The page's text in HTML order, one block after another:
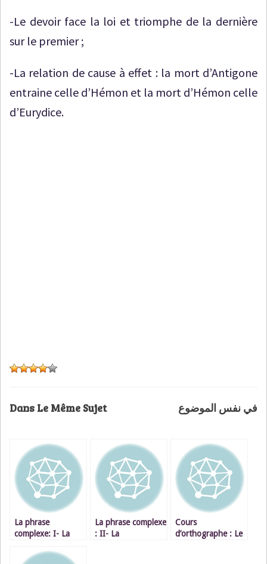
-Le devoir face la loi et triomphe de la dernière
sur le premier ;
-La relation de cause à effet : la mort d’Antigone
entraine celle d’Hémon et la mort d’Hémon celle
d’Eurydice.
Dans Le Même Sujet في نفس الموضوع
La phrase
complexe: I- La
relative : les
La phrase complexe
: II- La
Cours
d’orthographe : Le